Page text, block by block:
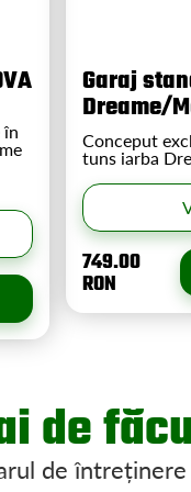
în
Garaj
Dreame/
Conceput
tuns iarba
749.00
RON
de
de